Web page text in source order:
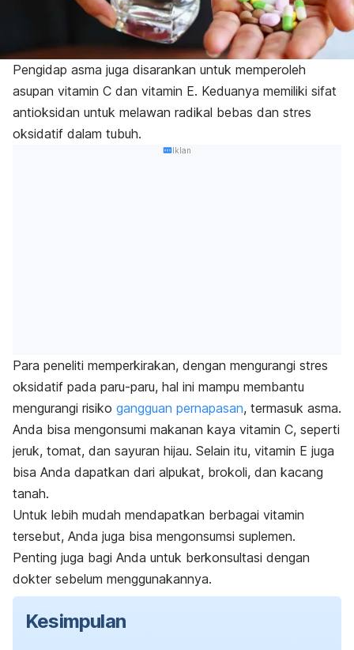
Pengidap asma juga disarankan untuk memperoleh
asupan vitamin C dan vitamin E. Keduanya memiliki sifat
antioksidan untuk melawan radikal bebas dan stres
oksidatif dalam tubuh.
Iklan
Para peneliti memperkirakan, dengan mengurangi stres
oksidatif pada paru-paru, hal ini mampu membantu
mengurangi risiko gangguan pernapasan, termasuk asma.
Anda bisa mengonsumi makanan kaya vitamin C, seperti
jeruk, tomat, dan sayuran hijau. Selain itu, vitamin E juga
bisa Anda dapatkan dari alpukat, brokoli, dan kacang
tanah.
Untuk lebih mudah mendapatkan berbagai vitamin
tersebut, Anda juga bisa mengonsumsi suplemen.
Penting juga bagi Anda untuk berkonsultasi dengan
dokter sebelum menggunakannya.
Kesimpulan